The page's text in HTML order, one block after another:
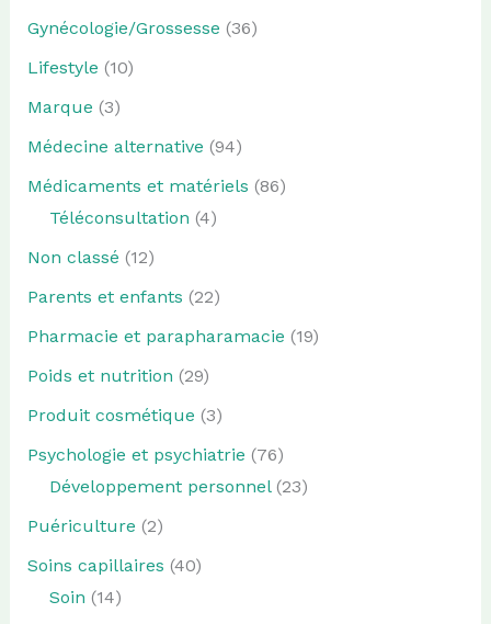
Gynécologie/Grossesse (36)
Lifestyle (10)
Marque (3)
Médecine alternative (94)
Médicaments et matériels (86)
Téléconsultation (4)
Non classé (12)
Parents et enfants (22)
Pharmacie et parapharamacie (19)
Poids et nutrition (29)
Produit cosmétique (3)
Psychologie et psychiatrie (76)
Développement personnel(23)
Puériculture (2)
Soins capillaires (40)
Soin (14)